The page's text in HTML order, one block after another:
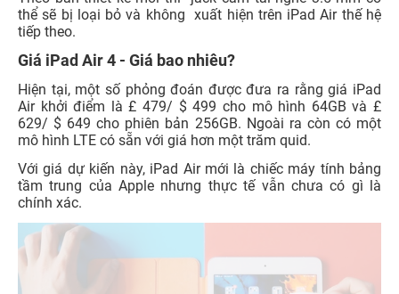
Thông số kỹ thuật của iPad Air 4 có gì mới?
4 là đáng tin cậy, thì rất có thể chúng ta sẽ thấy chiếc
iPad Air 4 mới này được cài đặt sẵn iPadOS 14 .
Nếu Apple thực sự lấy rất nhiều cảm hứng từ iPad Pro 11
inch thì có mọi cơ hội chúng ta có thể thấy chip A13
Bionic được sử dụng trên iPad Air 4. Một sự gia tăng từ
RAM 3GB trong iPad Air 3 sẽ có thể được nâng cấp nhẹ
lên 4 GB.
Apple đã thêm cảm biến LiDAR vào
thiện cảm biến 3D và hỗ trợ AR tốt hơn, tuy nhiên, điều
này có vẻ như không phải là thứ sẽ được thêm vào Air.
Theo bản thiết kế mới thì jack cắm tai nghe 3.5 mm có
thể sẽ bị loại bỏ và không xuất hiện trên iPad Air thế hệ